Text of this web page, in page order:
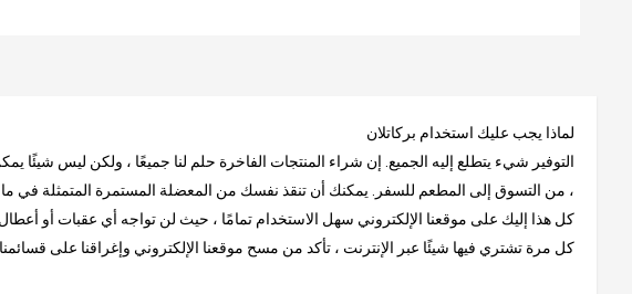
لماذا يجب عليك استخدام بركاتلان
التوفير شيء يتطلع إليه الجميع. إن شراء المنتجات الفاخرة حلم لنا جميعًا ، ولكن ليس شيئًا
، من التسوق إلى المطعم للسفر. يمكنك أن تنقذ نفسك من المعضلة المستمرة المتمثلة في
كل هذا إليك على موقعنا الإلكتروني سهل الاستخدام تمامًا ، حيث لن تواجه أي عقبات أو
كل مرة تشتري فيها شيئًا عبر الإنترنت ، تأكد من مسح موقعنا الإلكتروني وإغراقنا على